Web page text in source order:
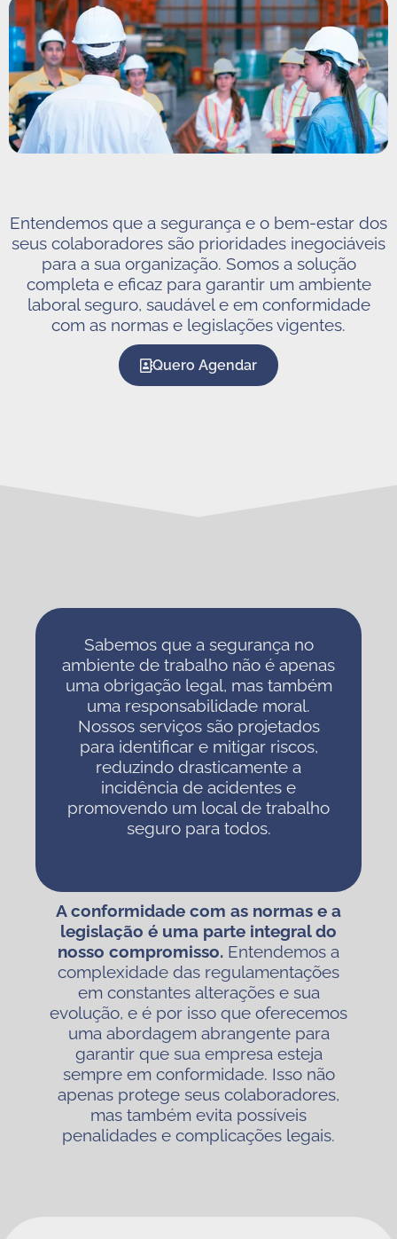
Entendemos que a segurança e o bem-estar dos
seus colaboradores são prioridades inegociáveis
para a sua organização. Somos a solução
completa e eficaz para garantir um ambiente
laboral seguro, saudável e em conformidade
com as normas e legislações vigentes.
Quero Agendar
Sabemos que a segurança no
ambiente de trabalho não é apenas
uma obrigação legal, mas também
uma responsabilidade moral.
Nossos serviços são projetados
para identificar e mitigar riscos,
reduzindo drasticamente a
incidência de acidentes e
promovendo um local de trabalho
seguro para todos.
A conformidade com as normas e a
legislação é uma parte integral do
nosso compromisso. Entendemos a
complexidade das regulamentações
em constantes alterações e sua
evolução, e é por isso que oferecemos
uma abordagem abrangente para
garantir que sua empresa esteja
sempre em conformidade. Isso não
apenas protege seus colaboradores,
mas também evita possíveis
penalidades e complicações legais.